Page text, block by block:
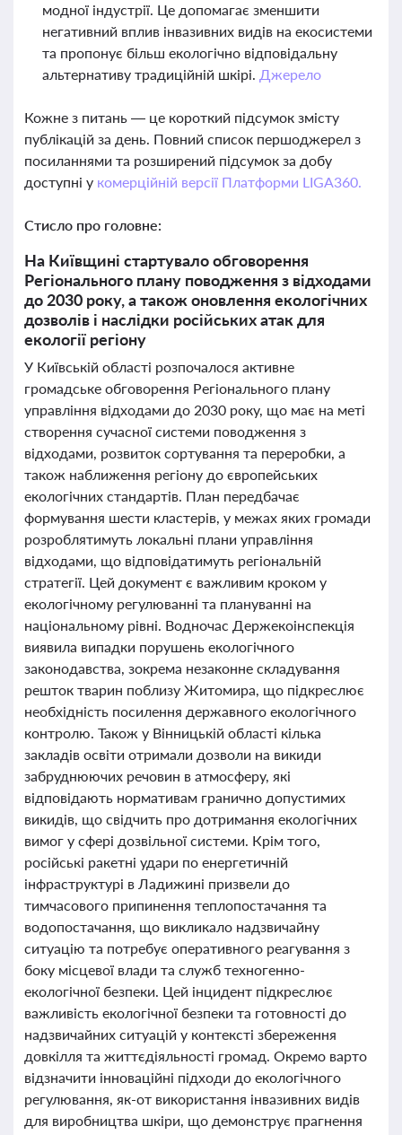
модної індустрії. Це допомагає зменшити
негативний вплив інвазивних видів на екосистеми
та пропонує більш екологічно відповідальну
альтернативу традиційній шкірі. Джерело
Кожне з питань — це короткий підсумок змісту
публікацій за день. Повний список першоджерел з
посиланнями та розширений підсумок за добу
доступні у комерційній версії Платформи LIGA360.
Стисло про головне:
На Київщині стартувало обговорення
Регіонального плану поводження з відходами
до 2030 року, а також оновлення екологічних
дозволів і наслідки російських атак для
екології регіону
У Київській області розпочалося активне
громадське обговорення Регіонального плану
управління відходами до 2030 року, що має на меті
створення сучасної системи поводження з
відходами, розвиток сортування та переробки, а
також наближення регіону до європейських
екологічних стандартів. План передбачає
формування шести кластерів, у межах яких громади
розроблятимуть локальні плани управління
відходами, що відповідатимуть регіональній
стратегії. Цей документ є важливим кроком у
екологічному регулюванні та плануванні на
національному рівні. Водночас Держекоінспекція
виявила випадки порушень екологічного
законодавства, зокрема незаконне складування
решток тварин поблизу Житомира, що підкреслює
необхідність посилення державного екологічного
контролю. Також у Вінницькій області кілька
закладів освіти отримали дозволи на викиди
забруднюючих речовин в атмосферу, які
відповідають нормативам гранично допустимих
викидів, що свідчить про дотримання екологічних
вимог у сфері дозвільної системи. Крім того,
російські ракетні удари по енергетичній
інфраструктурі в Ладижині призвели до
тимчасового припинення теплопостачання та
водопостачання, що викликало надзвичайну
ситуацію та потребує оперативного реагування з
боку місцевої влади та служб техногенно-
екологічної безпеки. Цей інцидент підкреслює
важливість екологічної безпеки та готовності до
надзвичайних ситуацій у контексті збереження
довкілля та життєдіяльності громад. Окремо варто
відзначити інноваційні підходи до екологічного
регулювання, як-от використання інвазивних видів
для виробництва шкіри, що демонструє прагнення